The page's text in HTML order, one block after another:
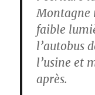
Montagne
faible
l’autobus
l’usine et
après.